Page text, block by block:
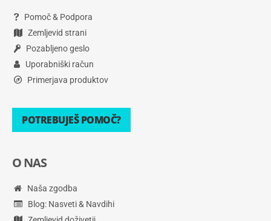
Pomoč & Podpora
Zemljevid strani
Pozabljeno geslo
Uporabniški račun
Primerjava produktov
POTREBUJEŠ POMOČ?
O NAS
Naša zgodba
Blog: Nasveti & Navdihi